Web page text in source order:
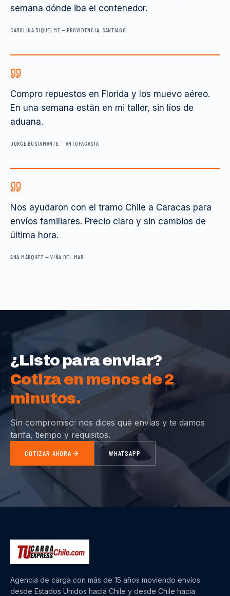
semana dónde iba el contenedor.
CAROLINA RIQUELME —PROVIDENCIA, SANTIAGO
Compro repuestos en Florida y los muevo aéreo.
En una semana están en mi taller, sin líos de
aduana.
JORGE BUSTAMANTE — ANTOFAGASTA
Nos ayudaron con el tramo Chile a Caracas para
envíos familiares. Precio claro y sin cambios de
última hora.
ANA MÁRQUEZ —VIÑA DEL MAR
¿Listo para enviar?
Cotiza en menos de 2
minutos.
Sin compromiso: nos dices qué envías y te damos
tarifa, tiempo y requisitos.
COTIZAR AHORA WHATSAPP
Agencia de carga con más de 15 años moviendo envíos
desde Estados Unidos hacia Chile y desde Chile hacia